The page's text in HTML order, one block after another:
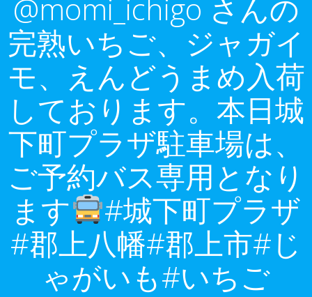
@momi_ichigo さんの
完熟いちご、ジャガイ
モ、えんどうまめ入荷
しております。本日城
下町プラザ駐車場は、
ご予約バス専用となり
ます
#城下町プラザ
#郡上八幡#郡上市#じ
ゃがいも#いちご